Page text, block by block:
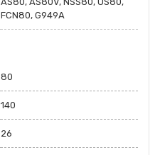
FCN80, G949A
80
140
26